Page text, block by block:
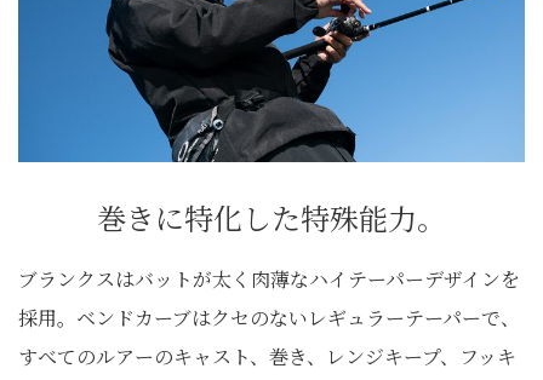
巻きに特化した特殊能力。
ブランクスはバットが太く肉薄なハイテーパーデザインを
採用。ベンドカーブはクセのないレギュラーテーパーで、
すべてのルアーのキャスト、巻き、レンジキープ、フッキ